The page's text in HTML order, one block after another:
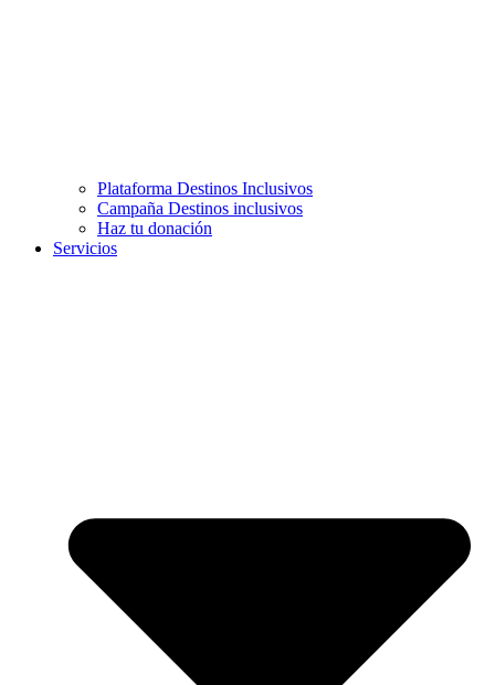
Plataforma Destinos Inclusivos
Campaña Destinos inclusivos
Haz tu donación
Servicios